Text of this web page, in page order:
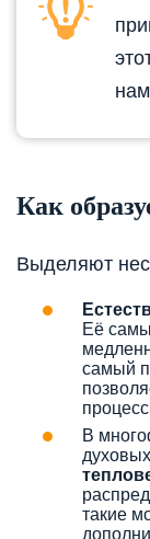
Как
Выделяют
Её
самый
В
такие